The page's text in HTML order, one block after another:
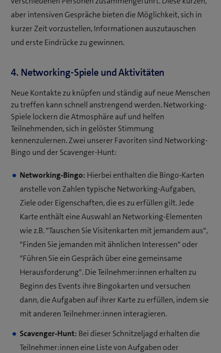
aber intensiven Gespräche bieten die Möglichkeit, sich in
kurzer Zeit vorzustellen, Informationen auszutauschen
und erste Eindrücke zu gewinnen.
4. Networking-Spiele und Aktivitäten
Neue Kontakte zu knüpfen und ständig auf neue Menschen
zu treffen kann schnell anstrengend werden. Networking-
Spiele lockern die Atmosphäre auf und helfen
Teilnehmenden, sich in gelöster Stimmung
kennenzulernen. Zwei unserer Favoriten sind Networking-
Bingo und der Scavenger-Hunt:
Networking-Bingo: Hierbei enthalten die Bingo-Karten
anstelle von Zahlen typische Networking-Aufgaben,
Ziele oder Eigenschaften, die es zu erfüllen gilt. Jede
Karte enthält eine Auswahl an Networking-Elementen
wie z.B. "Tauschen Sie Visitenkarten mit jemandem aus",
"Finden Sie jemanden mit ähnlichen Interessen" oder
"Führen Sie ein Gespräch über eine gemeinsame
Herausforderung". Die Teilnehmer:innen erhalten zu
Beginn des Events ihre Bingokarten und versuchen
dann, die Aufgaben auf ihrer Karte zu erfüllen, indem sie
mit anderen Teilnehmer:innen interagieren.
Scavenger-Hunt: Bei dieser Schnitzeljagd erhalten die
Teilnehmer:innen eine Liste von Aufgaben oder